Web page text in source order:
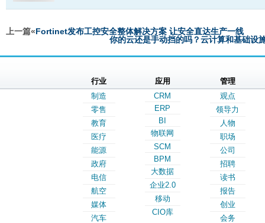
上一篇«Fortinet发布工控安全整体解决方案 让安全直达生产一线
你的云还是手动挡的吗？云计算和基础设
行业
制造
零售
教育
医疗
能源
政府
电信
航空
媒体
汽车
应用
CRM
ERP
BI
物联网
SCM
BPM
大数据
企业2.0
移动
CIO库
管理
观点
领导力
人物
职场
公司
招聘
读书
报告
创业
会务